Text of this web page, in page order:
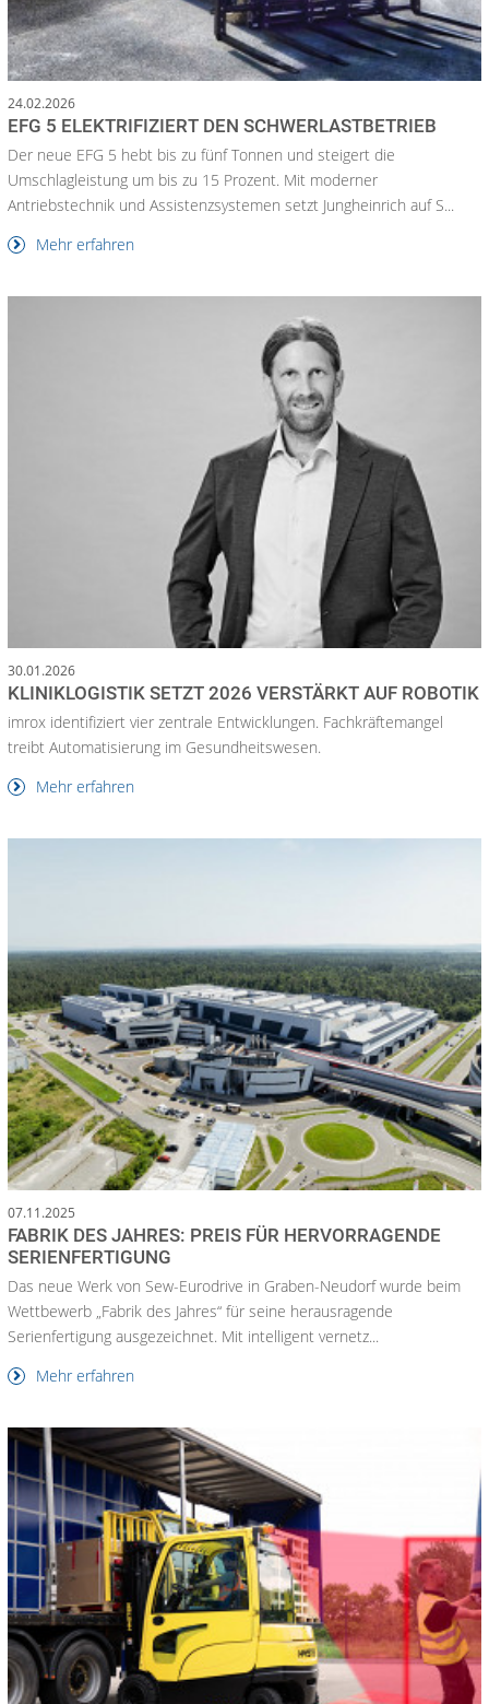
24.02.2026
EFG 5 ELEKTRIFIZIERT DEN SCHWERLASTBETRIEB
Der neue EFG 5 hebt bis zu fünf Tonnen und steigert die
Umschlagleistung um bis zu 15 Prozent. Mit moderner
Antriebstechnik und Assistenzsystemen setzt Jungheinrich auf S...
Mehr erfahren
30.01.2026
KLINIKLOGISTIK SETZT 2026 VERSTÄRKT AUF ROBOTIK
imrox identifiziert vier zentrale Entwicklungen. Fachkräftemangel
treibt Automatisierung im Gesundheitswesen.
Mehr erfahren
07.11.2025
FABRIK DES JAHRES: PREIS FÜR HERVORRAGENDE
SERIENFERTIGUNG
Das neue Werk von Sew-Eurodrive in Graben-Neudorf wurde beim
Wettbewerb „Fabrik des Jahres“ für seine herausragende
Serienfertigung ausgezeichnet. Mit intelligent vernetz...
Mehr erfahren